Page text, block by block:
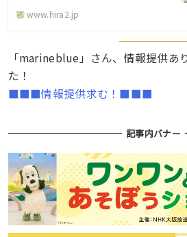
www.hira2.jp
「marineblue」さん、情報提供あ
た！
■■■情報提供求む！■■■
記事内バナー